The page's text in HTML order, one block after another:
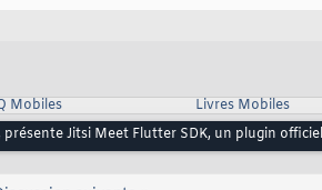
Mobiles
Livres Mobiles
Jitsi Meet Flutter SDK, un plugin